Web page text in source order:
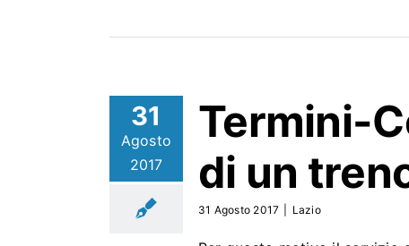
31
Agosto
2017
Termini-
di un
31 Agosto 2017 Lazio